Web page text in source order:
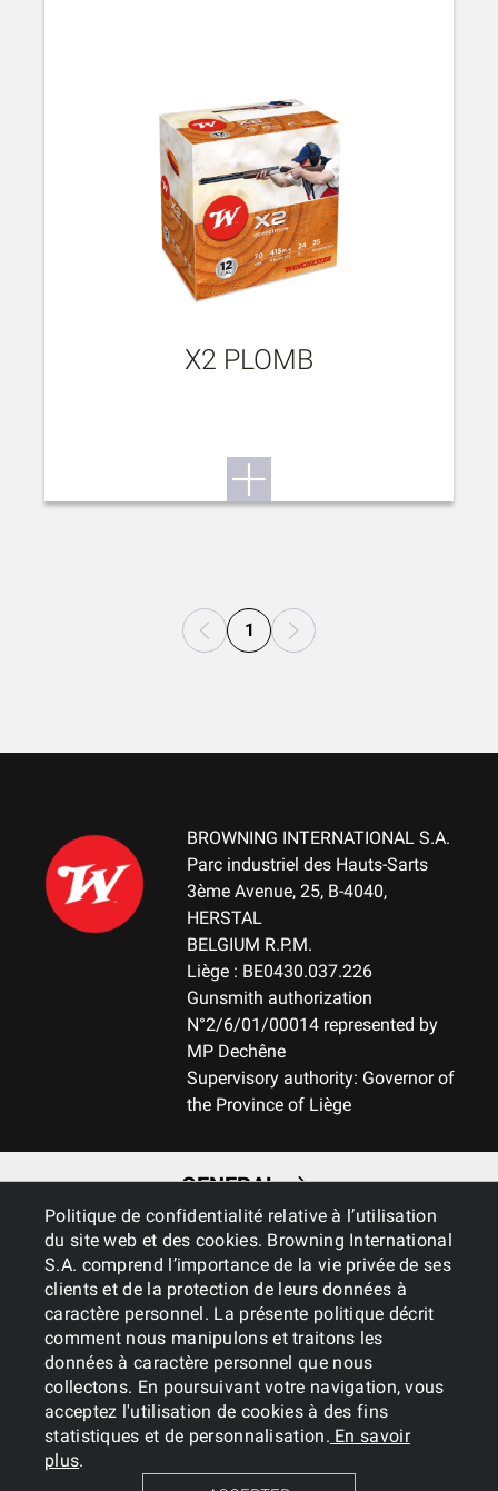
Politique de confidentialité relative à l’utilisation
du site web et des cookies. Browning International
S.A. comprend l’importance de la vie privée de ses
clients et de la protection de leurs données à
caractère personnel. La présente politique décrit
comment nous manipulons et traitons les
données à caractère personnel que nous
collectons. En poursuivant votre navigation, vous
acceptez l'utilisation de cookies à des fins
statistiques et de personnalisation. En savoir
plus.
X2 PLOMB
1
BROWNING INTERNATIONAL S.A.
Parc industriel des Hauts-Sarts
3ème Avenue, 25, B-4040,
HERSTAL
BELGIUM R.P.M.
Liège : BE0430.037.226
Gunsmith authorization
N°2/6/01/00014 represented by
MP Dechêne
Supervisory authority: Governor of
the Province of Liège
GENERAL
SERVICES
CookiesPrivacy Policy